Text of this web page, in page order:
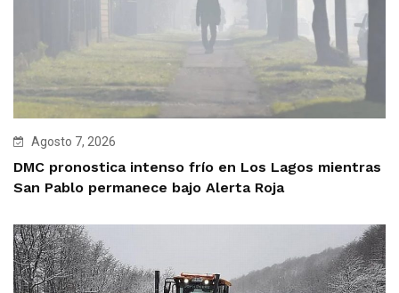
Agosto 7, 2026
DMC pronostica intenso frío en Los Lagos mientras
San Pablo permanece bajo Alerta Roja